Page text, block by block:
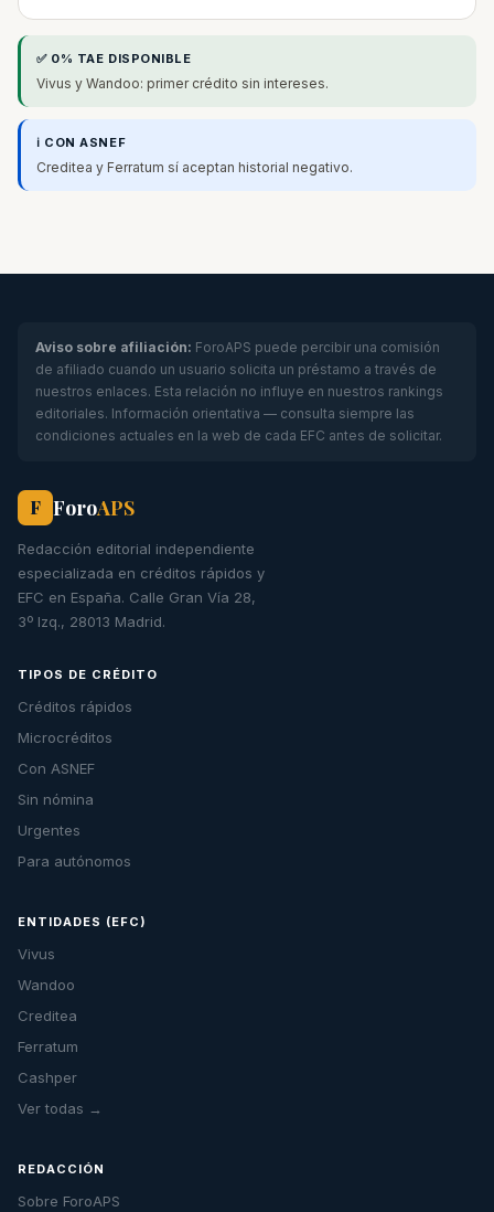
✅ 0% TAE DISPONIBLE
Vivus y Wandoo: primer crédito sin intereses.
ℹ️ CON ASNEF
Creditea y Ferratum sí aceptan historial negativo.
Aviso sobre afiliación: ForoAPS puede percibir una comisión
de afiliado cuando un usuario solicita un préstamo a través de
nuestros enlaces. Esta relación no influye en nuestros rankings
editoriales. Información orientativa — consulta siempre las
condiciones actuales en la web de cada EFC antes de solicitar.
F ForoAPS
Redacción editorial independiente
especializada en créditos rápidos y
EFC en España. Calle Gran Vía 28,
3º Izq., 28013 Madrid.
TIPOS DE CRÉDITO
Créditos rápidos
Microcréditos
Con ASNEF
Sin nómina
Urgentes
Para autónomos
ENTIDADES (EFC)
Vivus
Wandoo
Creditea
Ferratum
Cashper
Ver todas →
REDACCIÓN
Sobre ForoAPS